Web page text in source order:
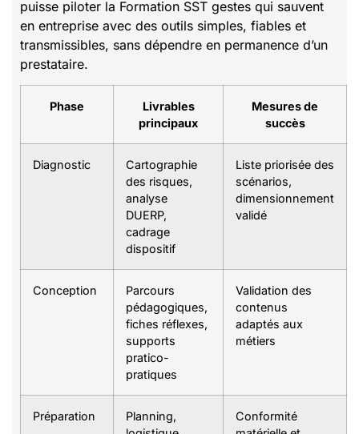
puisse piloter la Formation SST gestes qui sauvent
en entreprise avec des outils simples, fiables et
transmissibles, sans dépendre en permanence d’un
prestataire.
Phase
Livrables
principaux
Mesures de
succès
Diagnostic
Cartographie
des risques,
analyse
DUERP,
cadrage
dispositif
Liste priorisée des
scénarios,
dimensionnement
validé
Conception
Parcours
pédagogiques,
fiches réflexes,
supports
pratico-
pratiques
Validation des
contenus
adaptés aux
métiers
Préparation
Planning,
Conformité